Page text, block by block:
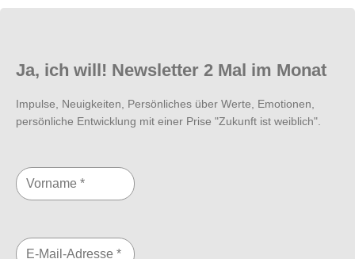
Ja, ich will! Newsletter 2 Mal im Monat
Impulse, Neuigkeiten, Persönliches über Werte, Emotionen,
persönliche Entwicklung mit einer Prise "Zukunft ist weiblich".